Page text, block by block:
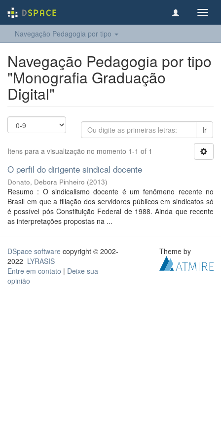
Navegação Pedagogia por tipo
Navegação Pedagogia por tipo
"Monografia Graduação
Digital"
Ir
Itens para a visualização no momento 1-1 of 1
O perfil do dirigente sindical docente
Donato, Debora Pinheiro (2013)
Resumo : O sindicalismo docente é um fenômeno recente no
Brasil em que a filiação dos servidores públicos em sindicatos só
é possível pós Constituição Federal de 1988. Ainda que recente
as interpretações propostas na ...
DSpace software copyright © 2002-
2022 LYRASIS
Entre em contato | Deixe sua
opinião
Theme by